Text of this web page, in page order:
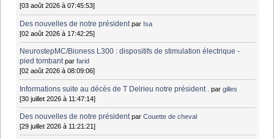
[03 août 2026 à 07:45:53]
Des nouvelles de notre président par Isa
[02 août 2026 à 17:42:25]
NeurostepMC/Bioness L300 : dispositifs de stimulation électrique -
pied tombant parfarid
[02 août 2026 à 08:09:06]
Informations suite au décès de T Delrieu notre président . pargilles
[30 juillet 2026 à 11:47:14]
Des nouvelles de notre président parCouette de cheval
[29 juillet 2026 à 11:21:21]